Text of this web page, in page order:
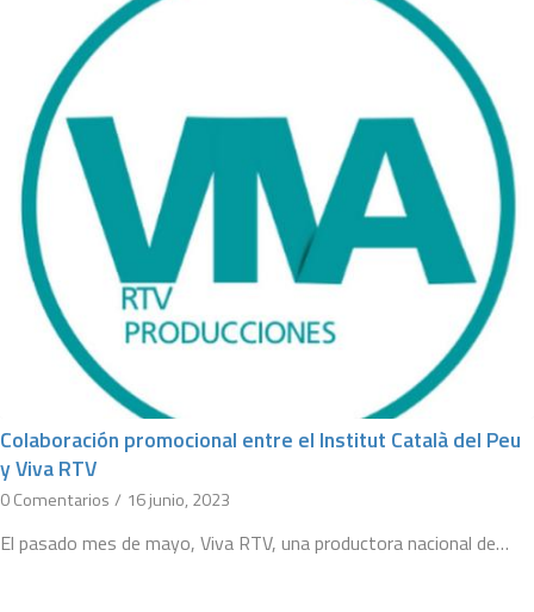
Colaboración promocional entre el Institut Català del Peu
y Viva RTV
0 Comentarios / 16 junio, 2023
El pasado mes de mayo, Viva RTV, una productora nacional de…